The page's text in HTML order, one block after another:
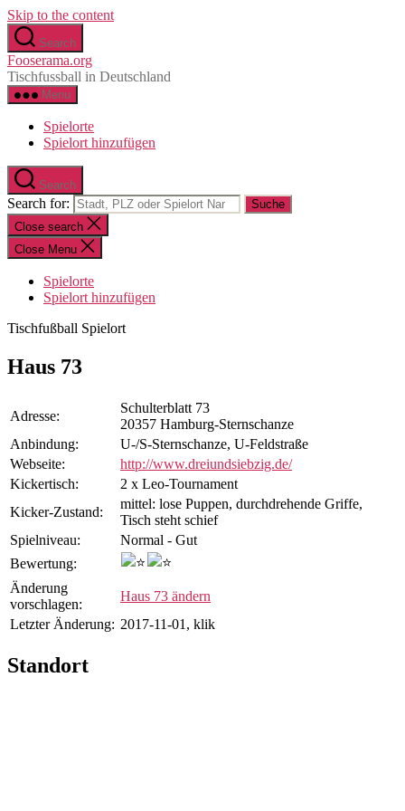
Skip to the content
Search
Fooserama.org
Tischfussball in Deutschland
Menu
Spielorte
Spielort hinzufügen
Search
Search for:
Close search
Close Menu
Spielorte
Spielort hinzufügen
Tischfußball Spielort
Haus 73
Adresse:
Schulterblatt 73
20357 Hamburg-Sternschanze
Anbindung:
U-/S-Sternschanze, U-Feldstraße
Webseite:
http://www.dreiundsiebzig.de/
Kicker­tisch:
2 x Leo-Tournament
Kicker-Zustand:
mittel: lose Puppen, durchdrehende Griffe,
Tisch steht schief
Spiel­niveau:
Normal - Gut
Bewertung:
Änderung
vorschlagen:
Haus 73 ändern
Letzter Änderung: 2017-11-01, klik
Standort